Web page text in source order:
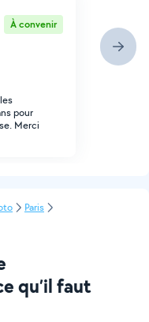
À convenir
pour
Merci
Paris
qu’il faut